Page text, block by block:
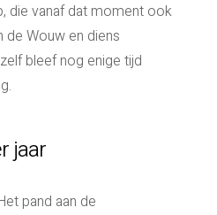
die vanaf dat moment ook
de Wouw en diens
bleef nog enige tijd
jaar
pand aan de